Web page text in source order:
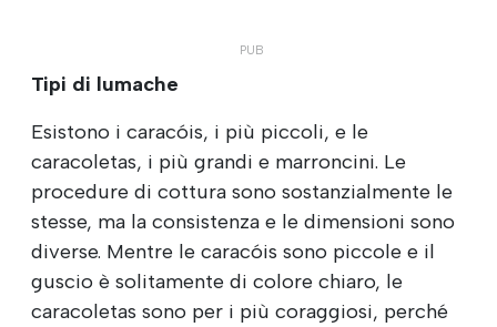
Tipi di lumache
Esistono i caracóis, i più piccoli, e le
caracoletas, i più grandi e marroncini. Le
procedure di cottura sono sostanzialmente le
stesse, ma la consistenza e le dimensioni sono
diverse. Mentre le caracóis sono piccole e il
guscio è solitamente di colore chiaro, le
caracoletas sono per i più coraggiosi, perché